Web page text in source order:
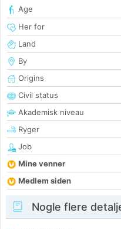
Age
Her for
Land
By
Origins
Civil status
Akademisk niveau
Ryger
Job
Mine venner
Medlem siden
Nogle flere